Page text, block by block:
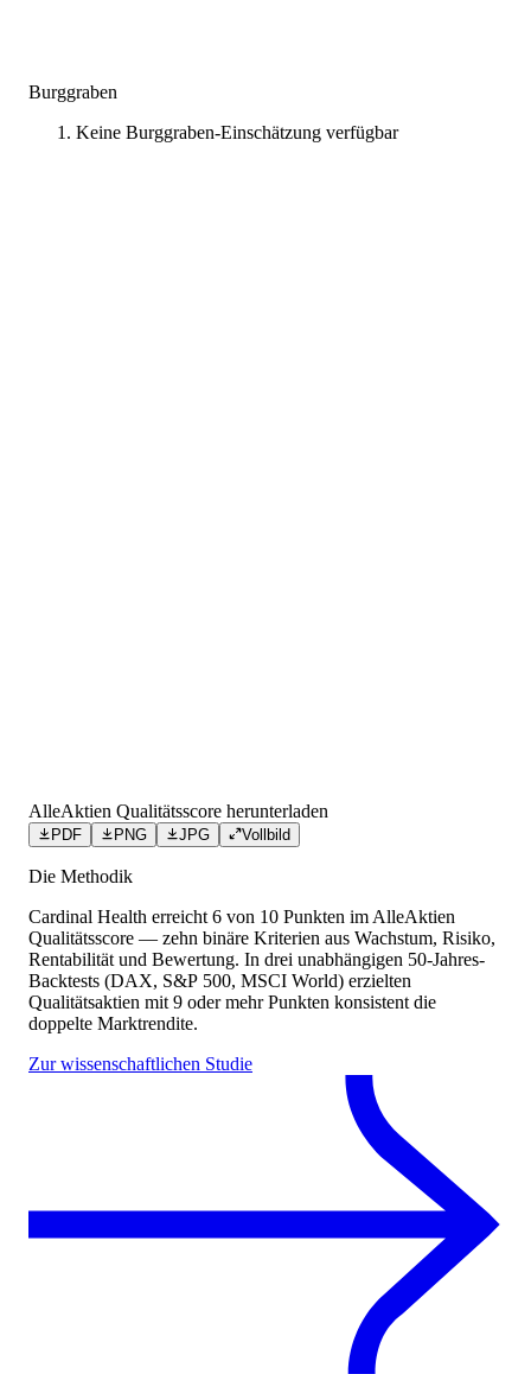
Burggraben
Keine Burggraben-Einschätzung verfügbar
AlleAktien Qualitätsscore herunterladen
PDF PNG JPG Vollbild
Die Methodik
Cardinal Health erreicht 6 von 10 Punkten im AlleAktien
Qualitätsscore — zehn binäre Kriterien aus Wachstum, Risiko,
Rentabilität und Bewertung. In drei unabhängigen 50-Jahres-
Backtests (DAX, S&P 500, MSCI World) erzielten
Qualitätsaktien mit 9 oder mehr Punkten konsistent die
doppelte Marktrendite.
Zur wissenschaftlichen Studie